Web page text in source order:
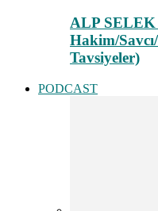
ALP SELEK
Hakim/
Tavsiyeler)
PODCAST